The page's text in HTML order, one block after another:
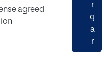
agreed
r
g
a
r